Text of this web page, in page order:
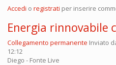
Accedi o registrati per inserire
Energia rinnovabile
Collegamento permanente Inviato
12:12
Diego - Fonte Live